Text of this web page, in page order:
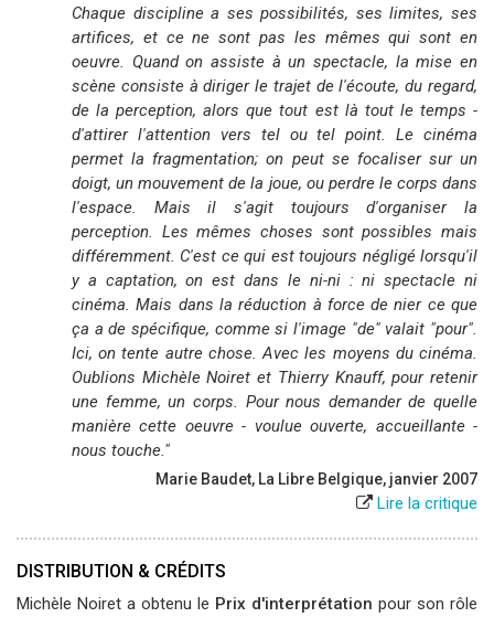
Chaque discipline a ses possibilités, ses limites, ses
artifices, et ce ne sont pas les mêmes qui sont en
oeuvre. Quand on assiste à un spectacle, la mise en
scène consiste à diriger le trajet de l'écoute, du regard,
de la perception, alors que tout est là tout le temps -
d'attirer l'attention vers tel ou tel point. Le cinéma
permet la fragmentation; on peut se focaliser sur un
doigt, un mouvement de la joue, ou perdre le corps dans
l'espace. Mais il s'agit toujours d'organiser la
perception. Les mêmes choses sont possibles mais
différemment. C'est ce qui est toujours négligé lorsqu'il
y a captation, on est dans le ni-ni : ni spectacle ni
cinéma. Mais dans la réduction à force de nier ce que
ça a de spécifique, comme si l'image "de" valait "pour".
Ici, on tente autre chose. Avec les moyens du cinéma.
Oublions Michèle Noiret et Thierry Knauff, pour retenir
une femme, un corps. Pour nous demander de quelle
manière cette oeuvre - voulue ouverte, accueillante -
nous touche."
Marie Baudet, La Libre Belgique, janvier 2007
Lire la critique
DISTRIBUTION & CRÉDITS
Michèle Noiret a obtenu le Prix d'interprétation pour son rôle